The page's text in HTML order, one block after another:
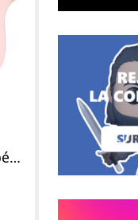
Figurine POP Dumbo bébé